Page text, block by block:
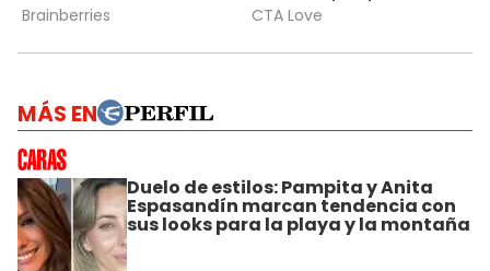
MÁS EN
Duelo de estilos: Pampita y Anita
Espasandín marcan tendencia con
sus looks para la playa y la montaña